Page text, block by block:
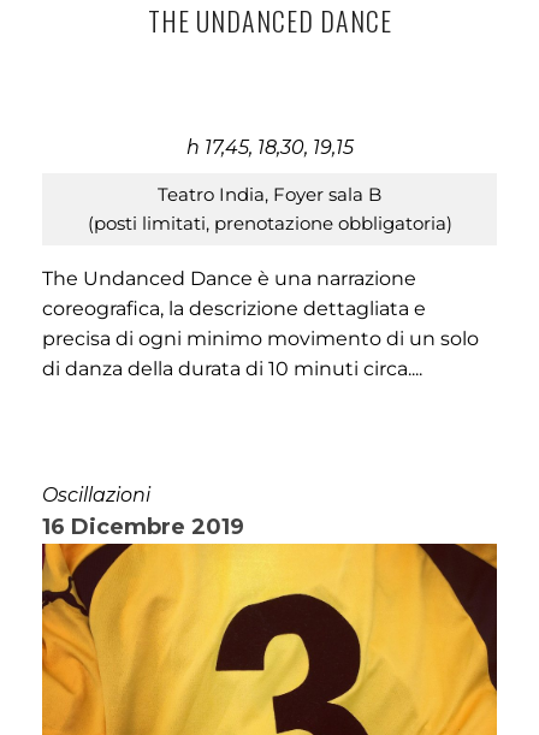
THE UNDANCED DANCE
h 17,45, 18,30, 19,15
Teatro India, Foyer sala B
(posti limitati, prenotazione obbligatoria)
The Undanced Dance è una narrazione
coreografica, la descrizione dettagliata e
precisa di ogni minimo movimento di un solo
di danza della durata di 10 minuti circa....
Oscillazioni
16 Dicembre 2019